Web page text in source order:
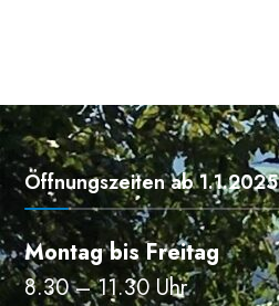
Öffnungszeiten ab 1.1.2025
Montag bis Freitag
8.30 – 11.30 Uhr